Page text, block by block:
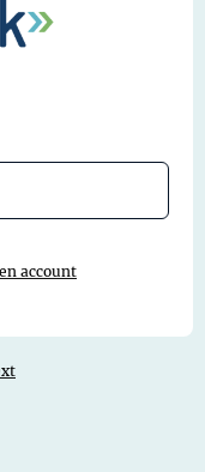
account